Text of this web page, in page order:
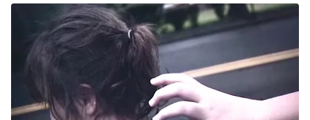
Pháp luật
Y tế
Thế giới